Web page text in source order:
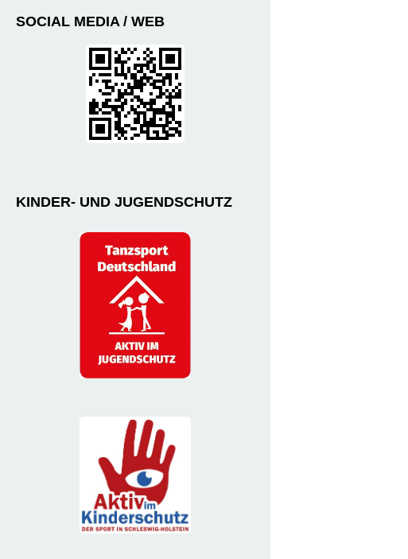
SOCIAL MEDIA / WEB
KINDER- UND JUGENDSCHUTZ